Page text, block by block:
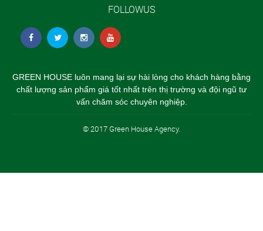
FOLLOWUS
GREEN HOUSE luôn mang lại sự hài lòng cho khách hàng bằng
chất lượng sản phẩm giá tốt nhất trên thị trường và đội ngũ tư
vấn chăm sóc chuyên nghiệp.
© 2017 Green House Agency.